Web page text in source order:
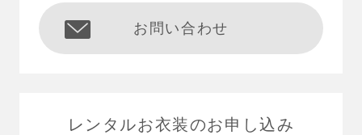
お問い合わせ
レンタルお衣装のお申し込み